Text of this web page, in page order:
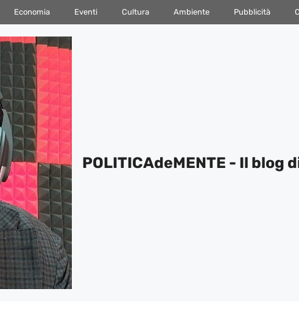
Economia Eventi Cultura Ambiente Pubblicità
POLITICAdeMENTE - Il blog